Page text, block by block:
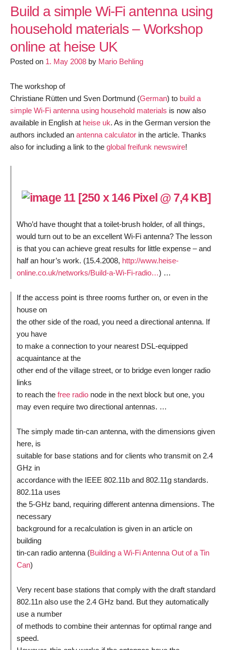
Antenne
Yagi-
Uda
Build a simple Wi-Fi antenna using
household materials – Workshop
online at heise UK
Posted on 1. May 2008 by Mario Behling
The workshop of
Christiane Rütten und Sven Dortmund (German) to build a
simple Wi-Fi antenna using household materials is now also
available in English at heise uk. As in the German version the
authors included an antenna calculator in the article. Thanks
also for including a link to the global freifunk newswire!
Who’d have thought that a toilet-brush holder, of all things,
would turn out to be an excellent Wi-Fi antenna? The lesson
is that you can achieve great results for little expense – and
half an hour’s work. (15.4.2008, http://www.heise-
online.co.uk/networks/Build-a-Wi-Fi-radio…) …
If the access point is three rooms further on, or even in the
house on
the other side of the road, you need a directional antenna. If
you have
to make a connection to your nearest DSL-equipped
acquaintance at the
other end of the village street, or to bridge even longer radio
links
to reach the free radio node in the next block but one, you
may even require two directional antennas. …
The simply made tin-can antenna, with the dimensions given
here, is
suitable for base stations and for clients who transmit on 2.4
GHz in
accordance with the IEEE 802.11b and 802.11g standards.
802.11a uses
the 5-GHz band, requiring different antenna dimensions. The
necessary
background for a recalculation is given in an article on
building
tin-can radio antenna (Building a Wi-Fi Antenna Out of a Tin
Can)
Very recent base stations that comply with the draft standard
802.11n also use the 2.4 GHz band. But they automatically
use a number
of methods to combine their antennas for optimal range and
speed.